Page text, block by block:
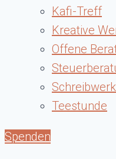
Kafi-Treff
Kreative
Offene
Teestunde
Spenden